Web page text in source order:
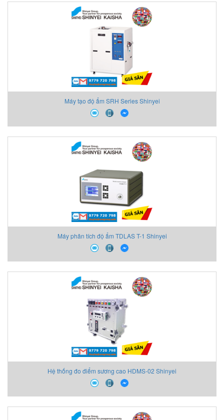
Máy tạo độ ẩm SRH Series Shinyei
Máy phân tích độ ẩm TDLAS T-1 Shinyei
Hệ thống đo điểm sương cao HDMS-02 Shinyei